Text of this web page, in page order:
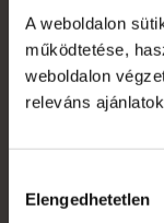
A weboldalon
működtetése,
weboldalon
releváns
kiválasztása
Elengedhetetlen
A
display reklámok
gyártói
versenyképes
+36 1 783